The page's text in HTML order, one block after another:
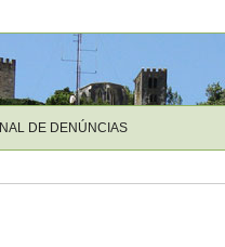
DE DENÚNCIAS